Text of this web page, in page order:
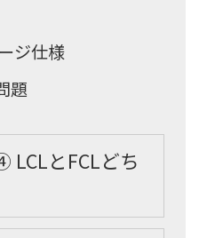
ジ仕様
題
LCLとFCLどち